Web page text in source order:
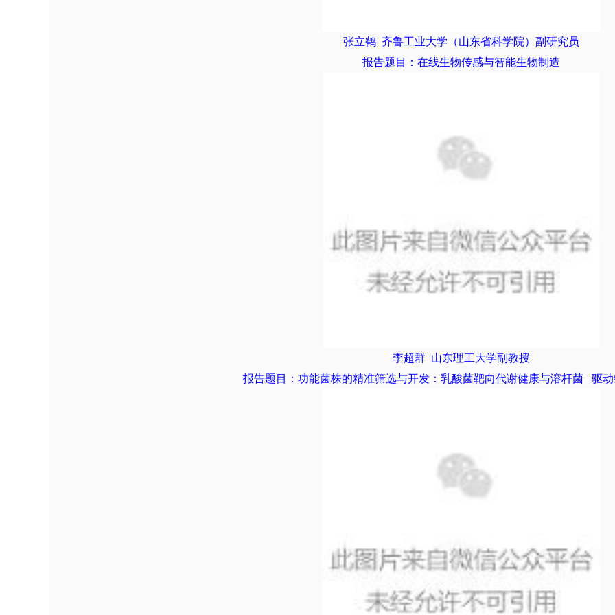
张立鹤 齐鲁工业大学（山东省科学院）副研究员
报告题目：在线生物传感与智能生物制造
李超群 山东理工大学副教授
报告题目：功能菌株的精准筛选与开发：乳酸菌靶向代谢健康与溶杆菌 驱